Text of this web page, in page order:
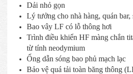
Dải nhỏ gọn
Lý tưởng cho nhà hàng, quán bar,
Bao vây LF có lỗ thông hơi
Trình điều khiển HF màng chắn
từ tính neodymium
Ống dẫn sóng bao phủ mạch lạc
Bảo vệ quá tải toàn băng thông